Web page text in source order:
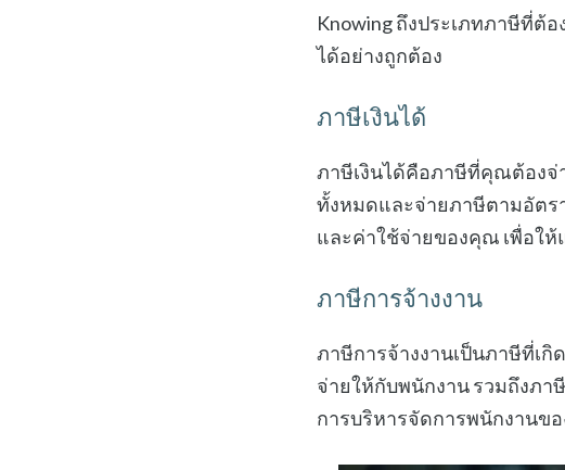
Knowing ถึงประเภทภาษีที่ต้
ได้อย่างถูกต้อง
ภาษีเงินได้
ภาษีเงินได้คือภาษีที่คุณต้องจ่
ทั้งหมดและจ่ายภาษีตามอัต
และค่าใช้จ่ายของคุณ เพื่อใ
ภาษีการจ้างงาน
ภาษีการจ้างงานเป็นภาษีที่เ
จ่ายให้กับพนักงาน รวมถึงภ
การบริหารจัดการพนักงานข